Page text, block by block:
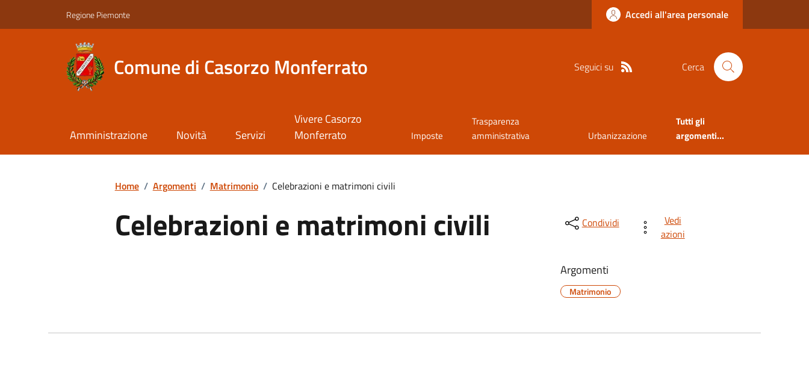
Regione Piemonte Accedi all'area personale
Comune di Casorzo Monferrato Seguici su Cerca
Amministrazione Novità Servizi
Vivere Casorzo
Monferrato
Imposte
Trasparenza
amministrativa
Urbanizzazione
Tutti gli
argomenti...
Home / Argomenti / Matrimonio / Celebrazioni e matrimoni civili
Celebrazioni e matrimoni civili Condividi
Vedi
azioni
Argomenti
Matrimonio